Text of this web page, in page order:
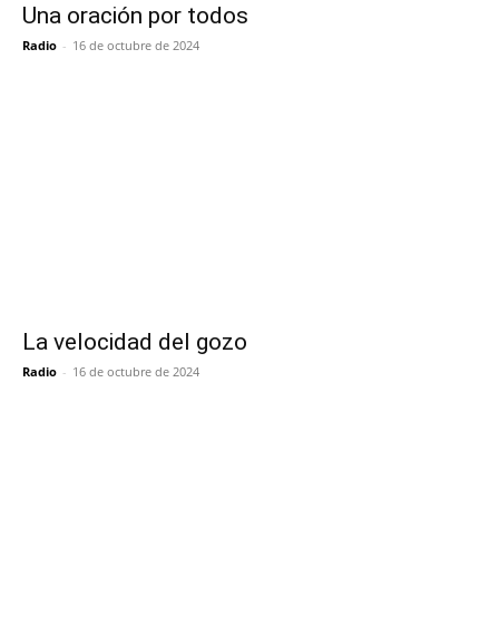
Una oración por todos
Radio - 16 de octubre de 2024
La velocidad del gozo
Radio - 16 de octubre de 2024